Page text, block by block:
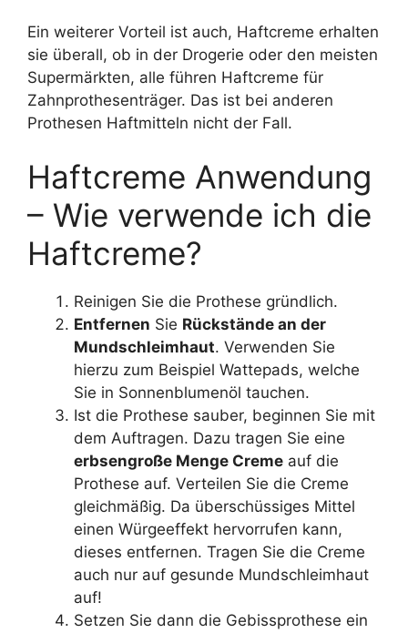
Ein weiterer Vorteil ist auch, Haftcreme erhalten
sie überall, ob in der Drogerie oder den meisten
Supermärkten, alle führen Haftcreme für
Zahnprothesenträger. Das ist bei anderen
Prothesen Haftmitteln nicht der Fall.
Haftcreme Anwendung
– Wie verwende ich die
Haftcreme?
Reinigen Sie die Prothese gründlich.
Entfernen Sie Rückstände an der
Mundschleimhaut. Verwenden Sie
hierzu zum Beispiel Wattepads, welche
Sie in Sonnenblumenöl tauchen.
Ist die Prothese sauber, beginnen Sie mit
dem Auftragen. Dazu tragen Sie eine
erbsengroße Menge Creme auf die
Prothese auf. Verteilen Sie die Creme
gleichmäßig. Da überschüssiges Mittel
einen Würgeeffekt hervorrufen kann,
dieses entfernen. Tragen Sie die Creme
auch nur auf gesunde Mundschleimhaut
auf!
Setzen Sie dann die Gebissprothese ein